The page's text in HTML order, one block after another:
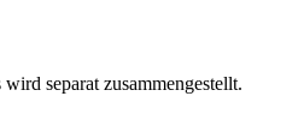
separat zusammengestellt.